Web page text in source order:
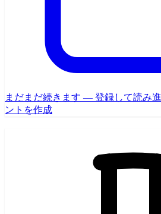
まだまだ続きます — 登録して読み
ントを作成